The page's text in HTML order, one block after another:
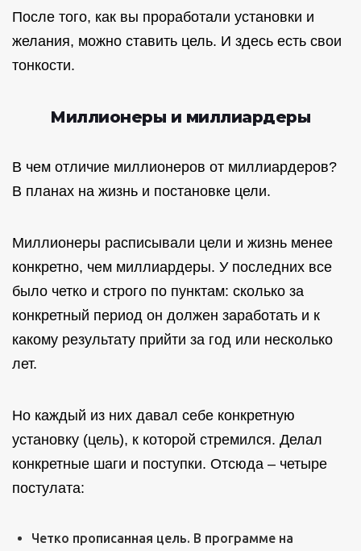
После того, как вы проработали установки и
желания, можно ставить цель. И здесь есть свои
тонкости.
Миллионеры и миллиардеры
В чем отличие миллионеров от миллиардеров?
В планах на жизнь и постановке цели.
Миллионеры расписывали цели и жизнь менее
конкретно, чем миллиардеры. У последних все
было четко и строго по пунктам: сколько за
конкретный период он должен заработать и к
какому результату прийти за год или несколько
лет.
Но каждый из них давал себе конкретную
установку (цель), к которой стремился. Делал
конкретные шаги и поступки. Отсюда – четыре
постулата:
Четко прописанная цель. В программе на